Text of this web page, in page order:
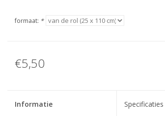
formaat: *
€5,50
Informatie Specificaties